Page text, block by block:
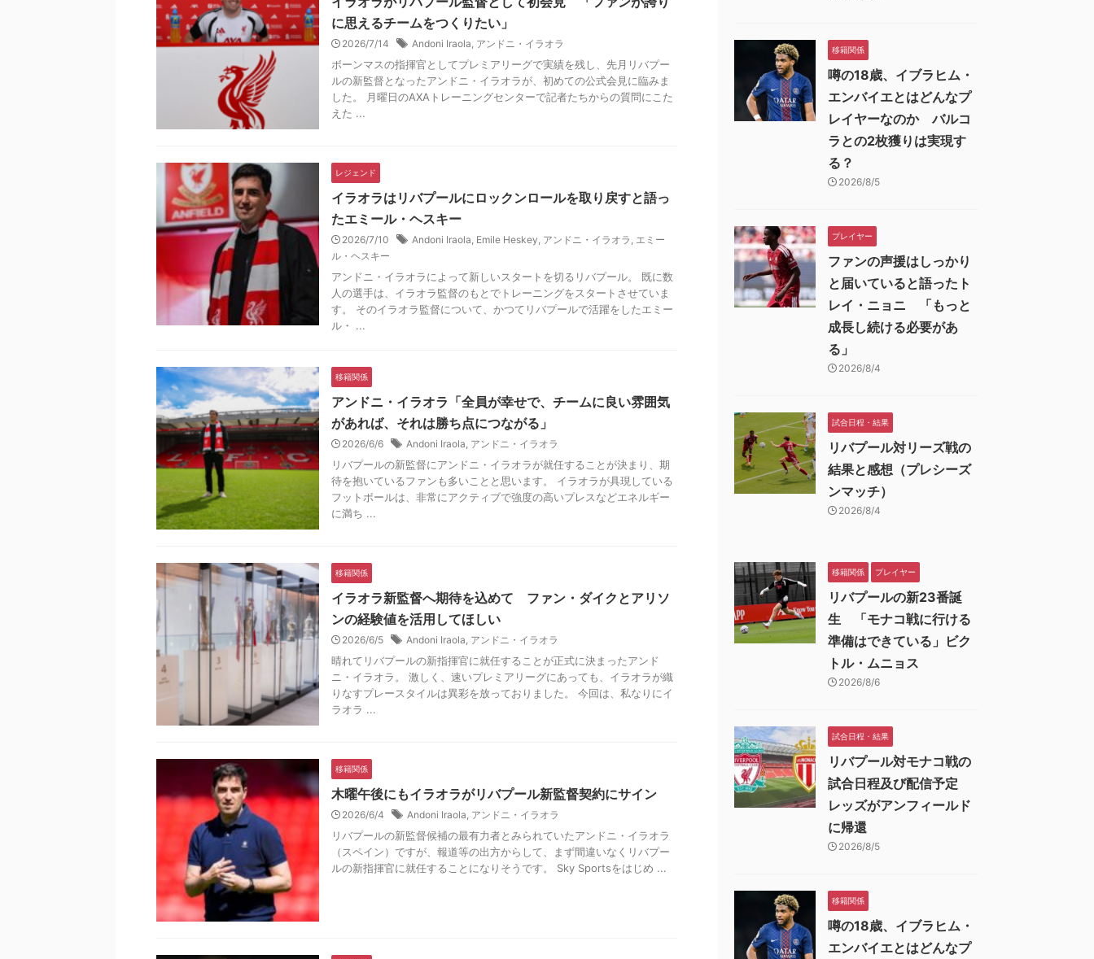
に思えるチームをつくりたい」
2026/7/14 Andoni Iraola, アンドニ・イラオラ
ボーンマスの指揮官としてプレミアリーグで実績を残し、先月リバプー
ルの新監督となったアンドニ・イラオラが、初めての公式会見に臨みま
した。 月曜日のAXAトレーニングセンターで記者たちからの質問にこた
えた ...
レジェンド
イラオラはリバプールにロックンロールを取り戻すと語っ
たエミール・ヘスキー
2026/7/10 Andoni Iraola, Emile Heskey, アンドニ・イラオラ , エミー
ル・ヘスキー
アンドニ・イラオラによって新しいスタートを切るリバプール。 既に数
人の選手は、イラオラ監督のもとでトレーニングをスタートさせていま
す。 そのイラオラ監督について、かつてリバプールで活躍をしたエミー
ル・ ...
移籍関係
アンドニ・イラオラ「全員が幸せで、チームに良い雰囲気
があれば、それは勝ち点につながる」
2026/6/6 Andoni Iraola, アンドニ・イラオラ
リバプールの新監督にアンドニ・イラオラが就任することが決まり、期
待を抱いているファンも多いことと思います。 イラオラが具現している
フットボールは、非常にアクティブで強度の高いプレスなどエネルギー
に満ち ...
移籍関係
イラオラ新監督へ期待を込めて ファン・ダイクとアリソ
ンの経験値を活用してほしい
2026/6/5 Andoni Iraola, アンドニ・イラオラ
晴れてリバプールの新指揮官に就任することが正式に決まったアンド
ニ・イラオラ。 激しく、速いプレミアリーグにあっても、イラオラが織
りなすプレースタイルは異彩を放っておりました。 今回は、私なりにイ
ラオラ ...
移籍関係
木曜午後にもイラオラがリバプール新監督契約にサイン
2026/6/4 Andoni Iraola, アンドニ・イラオラ
リバプールの新監督候補の最有力者とみられていたアンドニ・イラオラ
（スペイン）ですが、報道等の出方からして、まず間違いなくリバプー
ルの新指揮官に就任することになりそうです。 Sky Sportsをはじめ ...
移籍関係
噂の18歳、イブラヒム・
エンバイエとはどんなプ
レイヤーなのか バルコ
ラとの2枚獲りは実現す
る？
2026/8/5
プレイヤー
ファンの声援はしっかり
と届いていると語ったト
レイ・ニョニ 「もっと
成長し続ける必要があ
る」
2026/8/4
試合日程・結果
リバプール対リーズ戦の
結果と感想（プレシーズ
ンマッチ）
2026/8/4
移籍関係 プレイヤー
リバプールの新23番誕
生 「モナコ戦に行ける
準備はできている」ビク
トル・ムニョス
2026/8/6
試合日程・結果
リバプール対モナコ戦の
試合日程及び配信予定
レッズがアンフィールド
に帰還
2026/8/5
移籍関係
噂の18歳、イブラヒム・
エンバイエとはどんなプ